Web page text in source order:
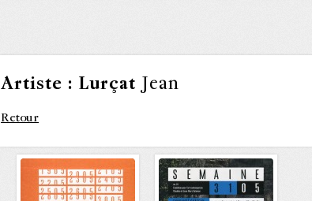
Artiste : Lurçat Jean
Retour